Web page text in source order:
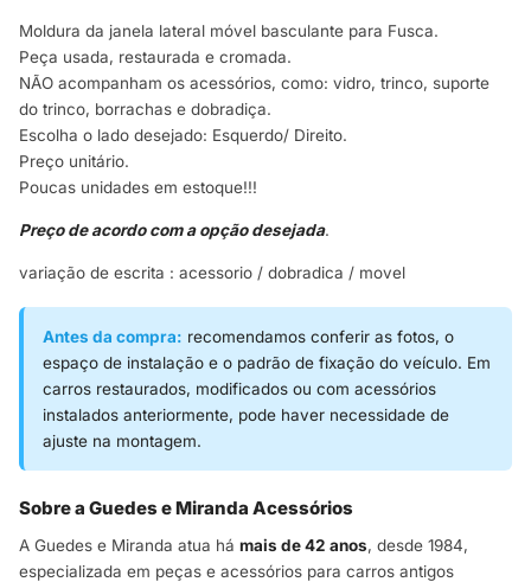
Moldura da janela lateral móvel basculante para Fusca.
Peça usada, restaurada e cromada.
NÃO acompanham os acessórios, como: vidro, trinco, suporte
do trinco, borrachas e dobradiça.
Escolha o lado desejado: Esquerdo/ Direito.
Preço unitário.
Poucas unidades em estoque!!!
Preço de acordo com a opção desejada.
variação de escrita : acessorio / dobradica / movel
Antes da compra: recomendamos conferir as fotos, o
espaço de instalação e o padrão de fixação do veículo. Em
carros restaurados, modificados ou com acessórios
instalados anteriormente, pode haver necessidade de
ajuste na montagem.
Sobre a Guedes e Miranda Acessórios
A Guedes e Miranda atua há mais de 42 anos, desde 1984,
especializada em peças e acessórios para carros antigos